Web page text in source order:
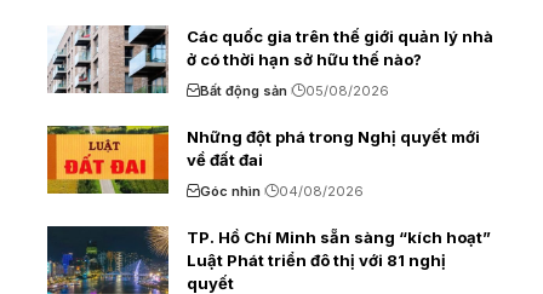
Các quốc gia trên thế giới quản lý nhà
ở có thời hạn sở hữu thế nào?
Bất động sản 05/08/2026
Những đột phá trong Nghị quyết mới
về đất đai
Góc nhìn 04/08/2026
TP. Hồ Chí Minh sẵn sàng “kích hoạt”
Luật Phát triển đô thị với 81 nghị
quyết